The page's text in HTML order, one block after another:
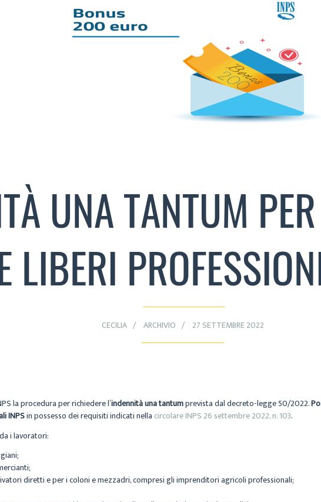
UNA TANTUM
LIBERI
CECILIA ARCHIVIO 27 SETTEMBRE 2022
la procedura per richiedere l’indennità una tantumprevista dal decreto-legge 50/2022.
INPSin possesso dei requisiti indicati nella circolare INPS 26 settembre 2022, n. 103.
i lavoratori:
diretti e per i coloni e mezzadri, compresi gli imprenditori agricoli professionali;